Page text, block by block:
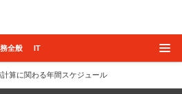
全般 IT
計算に関わる年間スケジュール